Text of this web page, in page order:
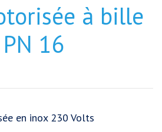
à bille
16
en inox 230 Volts